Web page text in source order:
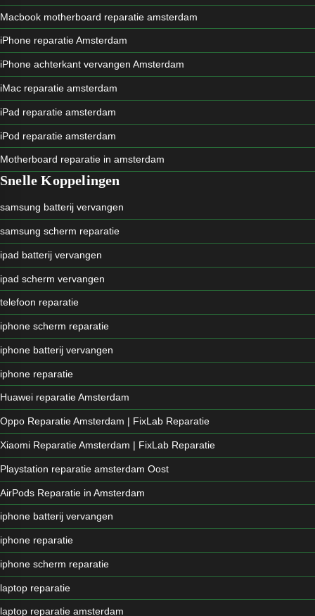
Macbook motherboard reparatie amsterdam
iPhone reparatie Amsterdam
iPhone achterkant vervangen Amsterdam
iMac reparatie amsterdam
iPad reparatie amsterdam
iPod reparatie amsterdam
Motherboard reparatie in amsterdam
Snelle Koppelingen
samsung batterij vervangen
samsung scherm reparatie
ipad batterij vervangen
ipad scherm vervangen
telefoon reparatie
iphone scherm reparatie
iphone batterij vervangen
iphone reparatie
Huawei reparatie Amsterdam
Oppo Reparatie Amsterdam | FixLab Reparatie
Xiaomi Reparatie Amsterdam | FixLab Reparatie
Playstation reparatie amsterdam Oost
AirPods Reparatie in Amsterdam
iphone batterij vervangen
iphone reparatie
iphone scherm reparatie
laptop reparatie
laptop reparatie amsterdam